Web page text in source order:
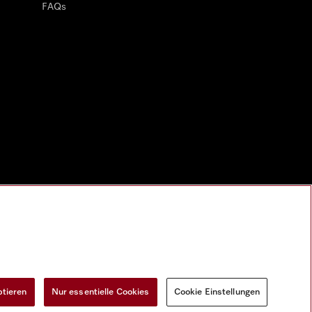
FAQs
Nur essentielle Cookies Cookie Einstellungen